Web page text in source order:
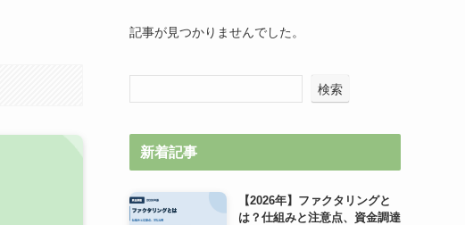
記事が見つかりませんでした。
検索
新着記事
【2026年】ファクタリングと
は？仕組みと注意点、資金調達